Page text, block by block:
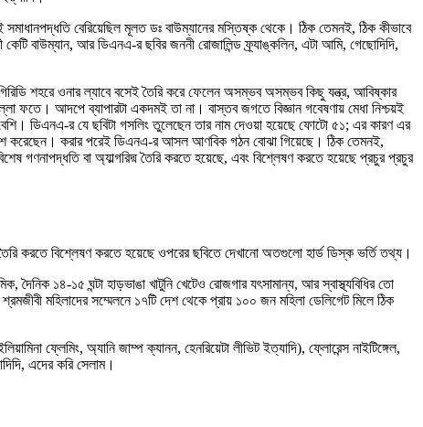
বেরিয়েছিল মূলত ডঃ বাউম্যানের মস্তিষ্ক থেকে। ঠিক তেমনই, ঠিক কীভাবে
বাউম্যান, আর ডিএনএ-র ছবির জননী রোজালিন্ড ফ্র্যাঙ্কলিন, এটা আমি, গেছোদিদি,
শহরে ওনার ল্যাবে বসেই তৈরি করে ফেলেন অসম্ভব অসম্ভব কিছু যন্ত্র, আবিষ্কার
ফতে। আদপে ব্যাপারটা একদমই তা না। বাস্তব জগতে বিজ্ঞান গবেষণায় মেধা নিশ্চয়ই
ডিএনএ-র যে ছবিটা গসলিং তুলেছেন তার নাম দেওয়া হয়েছে ফোটো ৫১; এর কারণ এর
করেছেন। করার পরেই ডিএনএ-র আসল আণবিক গঠন বোঝা গিয়েছে। ঠিক তেমনই,
গণনাপদ্ধতি বা অ্যাল্গরিদ্ম তৈরি করতে হয়েছে, এবং বিশ্লেষণ করতে হয়েছে প্রচুর প্রচুর
করতে বিশ্লেষণ করতে হয়েছে ওপরের ছবিতে দেখানো অতগুলো হার্ড ডিস্ক ভর্তি তথ্য।
১৪-১৫ ঘন্টা হাড়ভাঙা খাটুনি খেটেও রোজগার যৎসামান্য, আর স্বাস্থ্যবিধির তো
মহিলাদের সম্মেলনে ১৭টি দেশ থেকে প্রায় ১০০ জন মহিলা ডেলিগেট মিলে ঠিক
ফ্লেমিং, অ্যানি জাম্প ক্যানন, হেনরিয়েটা লীভিট ইত্যাদি), ফ্লোরেন্স নাইটিঙ্গেল,
এদের করি সেলাম।